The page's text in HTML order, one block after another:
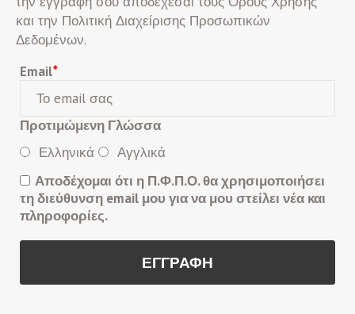
και την Πολιτική Διαχείρισης Προσωπικών
Δεδομένων.
Email*
Προτιμώμενη Γλώσσα
Ελληνικά
Αγγλικά
Αποδέχομαι ότι η Π.Φ.Π.Ο. θα χρησιμοποιήσει
τη διεύθυνση email μου για να μου στείλει νέα και
πληροφορίες.